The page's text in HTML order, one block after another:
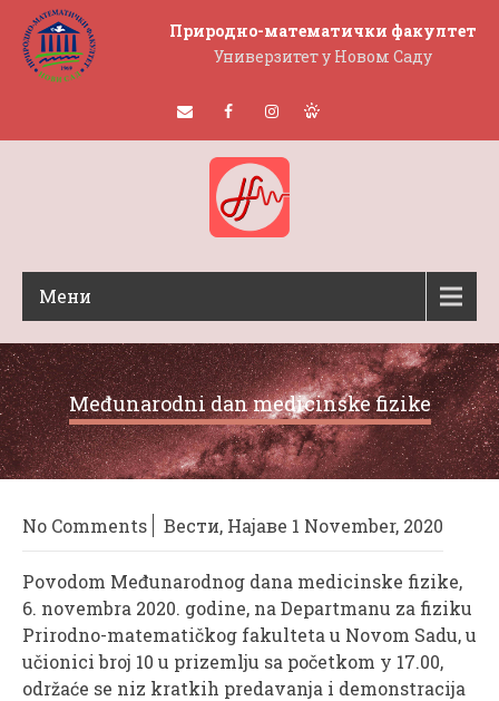
Природно-математички факултет
Универзитет у Новом Саду
Мени
Međunarodni dan medicinske fizike
No Comments Вести, Најаве 1 November, 2020
Povodom Međunarodnog dana medicinske fizike,
6. novembra 2020. godine, na Departmanu za fiziku
Prirodno-matematičkog fakulteta u Novom Sadu, u
učionici broj 10 u prizemlju sa početkom y 17.00,
održaće se niz kratkih predavanja i demonstracija